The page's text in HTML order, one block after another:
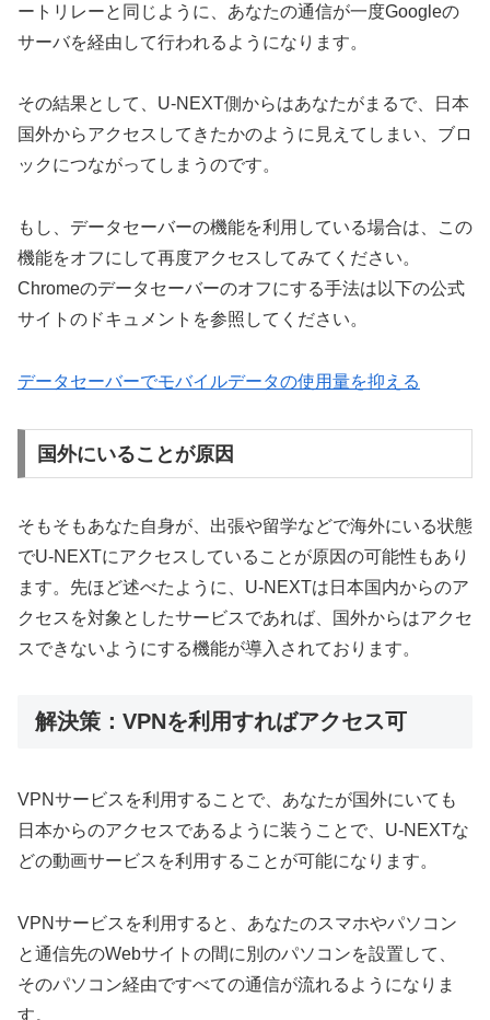
ートリレーと同じように、あなたの通信が一度Googleの
サーバを経由して行われるようになります。
その結果として、U-NEXT側からはあなたがまるで、日本
国外からアクセスしてきたかのように見えてしまい、ブロ
ックにつながってしまうのです。
もし、データセーバーの機能を利用している場合は、この
機能をオフにして再度アクセスしてみてください。
Chromeのデータセーバーのオフにする手法は以下の公式
サイトのドキュメントを参照してください。
データセーバーでモバイルデータの使用量を抑える
国外にいることが原因
そもそもあなた自身が、出張や留学などで海外にいる状態
でU-NEXTにアクセスしていることが原因の可能性もあり
ます。先ほど述べたように、U-NEXTは日本国内からのア
クセスを対象としたサービスであれば、国外からはアクセ
スできないようにする機能が導入されております。
解決策：VPNを利用すればアクセス可
VPNサービスを利用することで、あなたが国外にいても
日本からのアクセスであるように装うことで、U-NEXTな
どの動画サービスを利用することが可能になります。
VPNサービスを利用すると、あなたのスマホやパソコン
と通信先のWebサイトの間に別のパソコンを設置して、
そのパソコン経由ですべての通信が流れるようになりま
す。